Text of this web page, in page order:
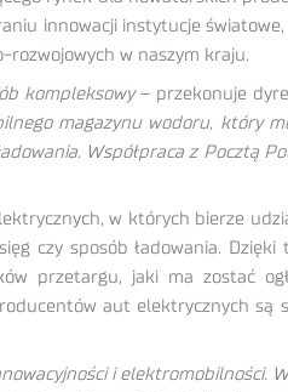
innowacji instytucje
rozwojowych w naszym kraju.
kompleksowy– przekonuje
magazynu wodoru, który
Współpraca z Pocztą
w których bierze
czy sposób ładowania.
przetargu, jaki ma zostać
aut elektrycznych
i elektromobilności.